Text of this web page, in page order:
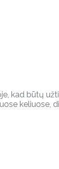
kad būtų
keliuose,